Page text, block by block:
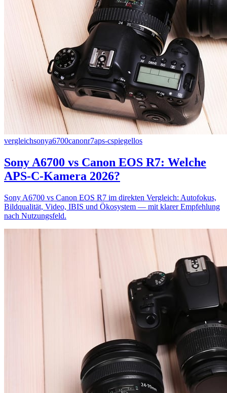
vergleichsonya6700canonr7aps-cspiegellos
Sony A6700 vs Canon EOS R7: Welche
APS-C-Kamera 2026?
Sony A6700 vs Canon EOS R7 im direkten Vergleich: Autofokus,
Bildqualität, Video, IBIS und Ökosystem — mit klarer Empfehlung
nach Nutzungsfeld.